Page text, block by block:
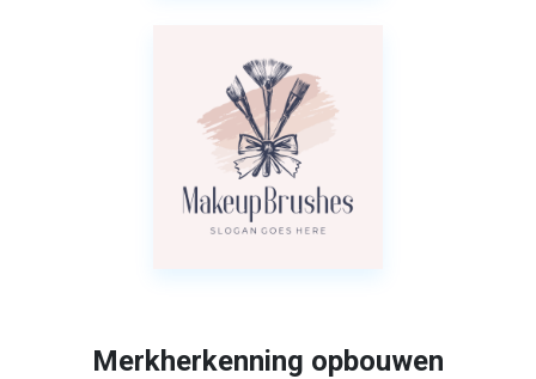
Merkherkenning opbouwen